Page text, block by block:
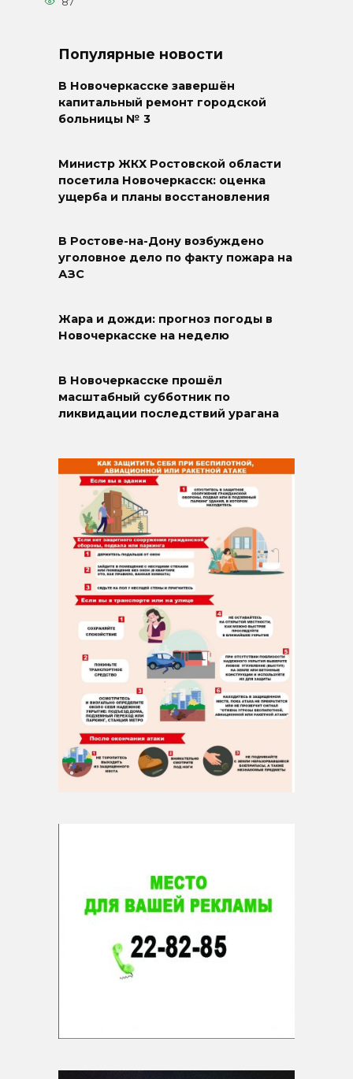
Популярные новости
В Новочеркасске завершён
капитальный ремонт городской
больницы № 3
Министр ЖКХ Ростовской области
посетила Новочеркасск: оценка
ущерба и планы восстановления
В Ростове-на-Дону возбуждено
уголовное дело по факту пожара на
АЗС
Жара и дожди: прогноз погоды в
Новочеркасске на неделю
В Новочеркасске прошёл
масштабный субботник по
ликвидации последствий урагана